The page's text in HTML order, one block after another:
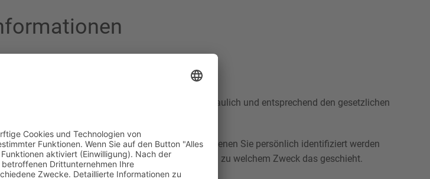
behandeln Ihre personenbezogenen Daten vertraulich und entsprechend den gesetzlichen
Personenbezogene Daten sind Daten, mit denen Sie persönlich identifiziert werden
wofür wir sie nutzen. Sie erläutert auch, wie und zu welchem Zweck das geschieht.